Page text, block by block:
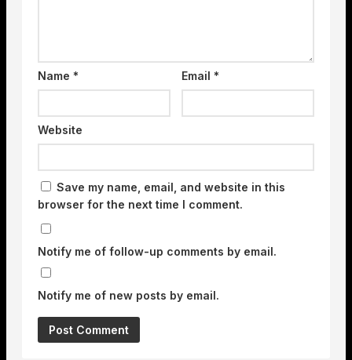
Name * Email*
Website
Save my name, email, and website in this
browser for the next time I comment.
Notify me of follow-up comments by email.
Notify me of new posts by email.